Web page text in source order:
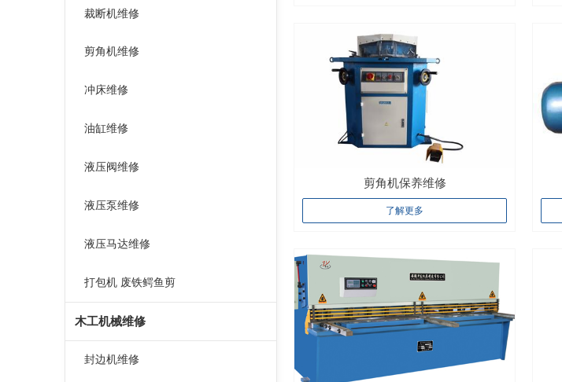
裁断机维修
剪角机维修
冲床维修
油缸维修
液压阀维修
液压泵维修
液压马达维修
打包机 废铁鳄鱼剪
木工机械维修
封边机维修
剪角机保养维修
了解更多